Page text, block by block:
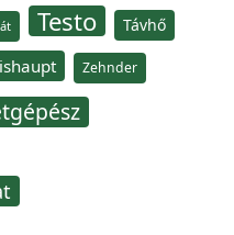
Testo Távhő
Zehnder